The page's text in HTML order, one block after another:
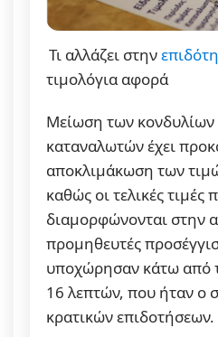
Τι αλλάζει στην
τιμολόγια αφορά
Μείωση των κονδυλίων
καταναλωτών έχει
αποκλιμάκωση των
καθώς οι τελικές τιμές
διαμορφώνονται στην
προμηθευτές
υποχώρησαν κάτω από
16 λεπτών, που ήταν ο
κρατικών επιδοτήσεων.